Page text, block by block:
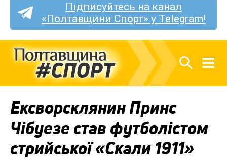
Підписуйтесь на канал
«Полтавщини Спорт» у Telegram!
Ексворсклянин Принс
Чібуезе став футболістом
стрийської «Скали 1911»